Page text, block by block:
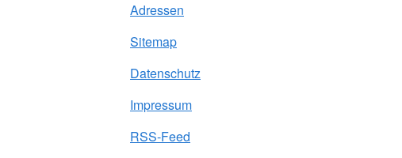
Adressen
Sitemap
Datenschutz
Impressum
RSS-Feed